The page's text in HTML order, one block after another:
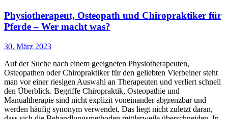
Physiotherapeut, Osteopath und Chiropraktiker für
Pferde – Wer macht was?
30. März 2023
Auf der Suche nach einem geeigneten Physiotherapeuten,
Osteopathen oder Chiropraktiker für den geliebten Vierbeiner steht
man vor einer riesigen Auswahl an Therapeuten und verliert schnell
den Überblick. Begriffe Chiropraktik, Osteopathie und
Manualtherapie sind nicht explizit voneinander abgrenzbar und
werden häufig synonym verwendet. Das liegt nicht zuletzt daran,